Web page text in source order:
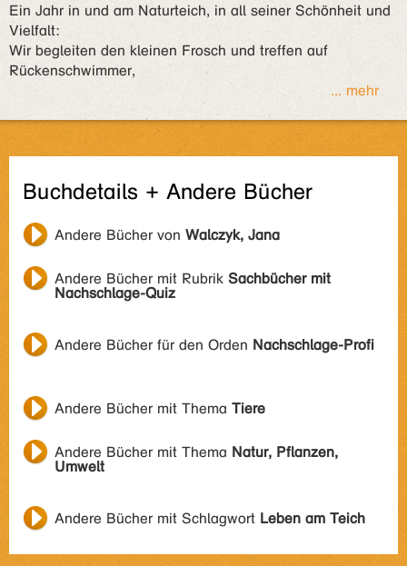
Ein Jahr in und am Naturteich, in all seiner Schönheit und
Vielfalt:
Wir begleiten den kleinen Frosch und treffen auf
Rückenschwimmer,
... mehr
Buchdetails + Andere Bücher
Andere Bücher von Walczyk, Jana
Andere Bücher mit Rubrik Sachbücher mit
Nachschlage-Quiz
Andere Bücher für den Orden Nachschlage-Profi
Andere Bücher mit Thema Tiere
Andere Bücher mit Thema Natur, Pflanzen,
Umwelt
Andere Bücher mit Schlagwort Leben am Teich